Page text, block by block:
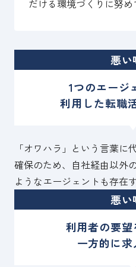
だける環境づくりに努め
悪い
1つのエージ
利用した転職
「オワハラ」という言葉
確保のため、自社経由以外
ようなエージェントも存在
悪い
利用者の要
一方的に